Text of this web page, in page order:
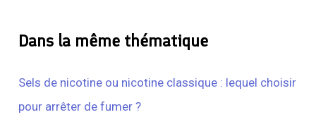
Dans la même thématique
Sels de nicotine ou nicotine classique : lequel choisir
pour arrêter de fumer ?